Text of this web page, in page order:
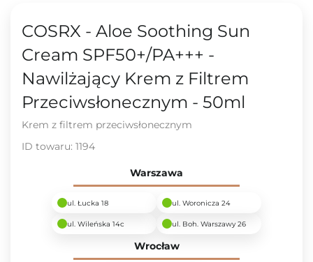
COSRX - Aloe Soothing Sun
Cream SPF50+/PA+++ -
Nawilżający Krem z Filtrem
Przeciwsłonecznym - 50ml
Krem z filtrem przeciwsłonecznym
ID towaru: 1194
Warszawa
ul. Łucka 18 ul. Woronicza 24
ul. Wileńska 14c ul. Boh. Warszawy 26
Wrocław